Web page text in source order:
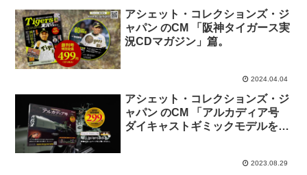
アシェット・コレクションズ・ジ
ャパン のCM 「阪神タイガース実
況CDマガジン」篇。
2024.04.04
アシェット・コレクションズ・ジ
ャパン のCM 「アルカディア号
ダイキャストギミックモデルをつ
2023.08.29